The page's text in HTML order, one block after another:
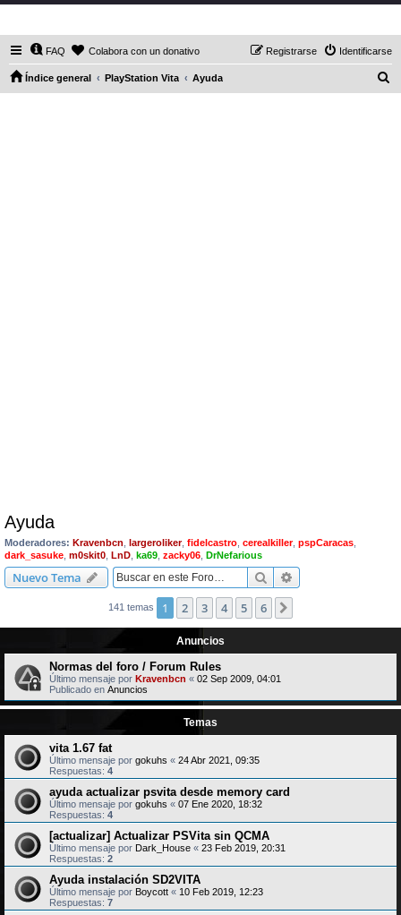
FAQ Colabora con un donativo Identificarse
Registrarse
Índice general PlayStation Vita Ayuda
Ayuda
Moderadores: Kravenbcn largeroliker, fidelcastro cerealkiller, pspCaracas
dark_sasuke m0skit0 LnD ka69 zacky06 DrNefarious
Nuevo Tema Buscar
141 temas 1 2 3 4 5 6
Anuncios
Normas del foro / Forum Rules
Último mensaje por Kravenbcn « 02 Sep 2009, 04:01
Publicado en Anuncios
Temas
vita 1.67 fat
Último mensaje por gokuhs « 24 Abr 2021, 09:35
Respuestas: 4
ayuda actualizar psvita desde memory card
Último mensaje por gokuhs « 07 Ene 2020, 18:32
Respuestas: 4
[actualizar] Actualizar PSVita sin QCMA
Último mensaje por Dark_House « 23 Feb 2019, 20:31
Respuestas: 2
Ayuda instalación SD2VITA
Último mensaje por Boycott « 10 Feb 2019, 12:23
Respuestas: 7